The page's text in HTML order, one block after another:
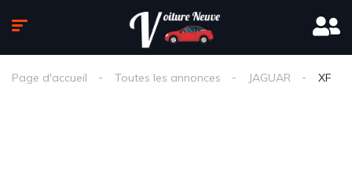
Page d'accueil Toutes les annonces JAGUAR XF